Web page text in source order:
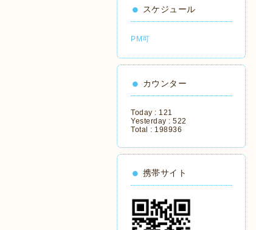
スケジュール
PM可
カウンター
Today : 121
Yesterday : 522
Total : 198936
携帯サイト